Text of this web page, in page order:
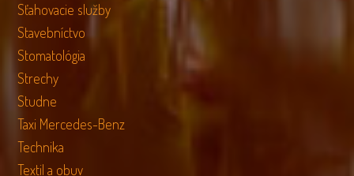
Sťahovacie služby
Stavebníctvo
Stomatológia
Strechy
Studne
Taxi Mercedes-Benz
Technika
Textil a obuv